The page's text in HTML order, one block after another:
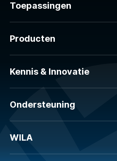
Toepassingen
Producten
Kennis & Innovatie
Ondersteuning
WILA